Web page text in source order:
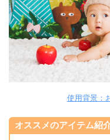
使用背景：
オススメのアイテム紹